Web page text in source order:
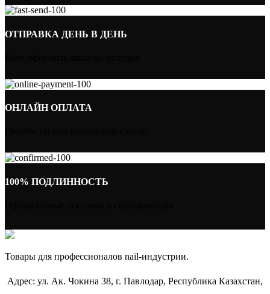
ОТПРАВКА ДЕНЬ В ДЕНЬ
ОНЛАЙН ОПЛАТА
100% ПОДЛИННОСТЬ
Товары для профессионалов nail-индустрии.
Адрес: ул. Ак. Чокина 38, г. Павлодар, Республика Казахстан,